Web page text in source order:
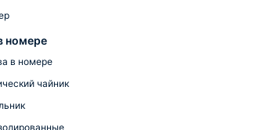
номере
в номере
чайник